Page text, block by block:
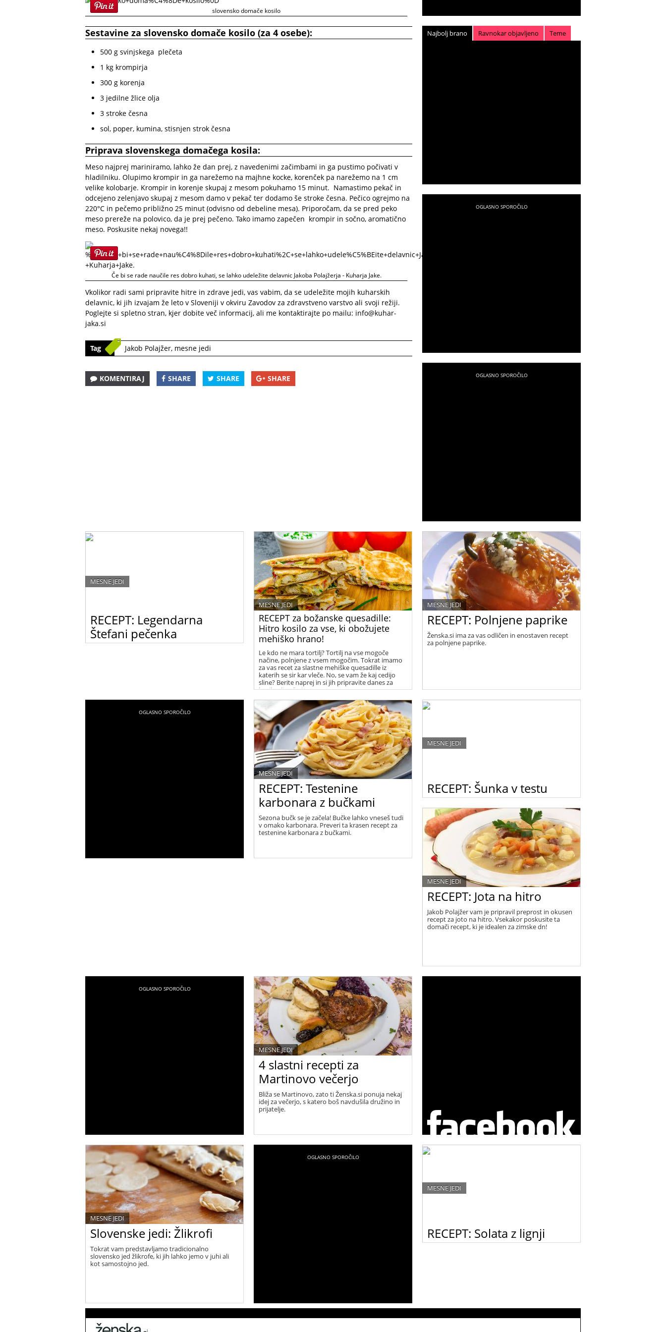
slovensko domače kosilo
Sestavine za slovensko domače kosilo (za 4 osebe):
500 g svinjskega plečeta
1 kg krompirja
300 g korenja
3 jedilne žlice olja
3 stroke česna
sol, poper, kumina, stisnjen strok česna
Priprava slovenskega domačega kosila:
Meso najprej mariniramo, lahko že dan prej, z navedenimi začimbami in ga pustimo počivati v
hladilniku. Olupimo krompir in ga narežemo na majhne kocke, korenček pa narežemo na 1 cm
velike kolobarje. Krompir in korenje skupaj z mesom pokuhamo 15 minut. Namastimo pekač in
odcejeno zelenjavo skupaj z mesom damo v pekač ter dodamo še stroke česna. Pečico ogrejmo na
220°C in pečemo približno 25 minut (odvisno od debeline mesa). Priporočam, da se pred peko
meso prereže na polovico, da je prej pečeno. Tako imamo zapečen krompir in sočno, aromatično
meso. Poskusite nekaj novega!!
Če bi se rade naučile res dobro kuhati, se lahko udeležite delavnic Jakoba Polajžerja - Kuharja Jake.
Vkolikor radi sami pripravite hitre in zdrave jedi, vas vabim, da se udeležite mojih kuharskih
delavnic, ki jih izvajam že leto v Sloveniji v okviru Zavodov za zdravstveno varstvo ali svoji režiji.
Poglejte si spletno stran, kjer dobite več informacij, ali me kontaktirajte po mailu: info@kuhar-
jaka.si
Tag Jakob Polajžer, mesne jedi
KOMENTIRAJ SHARE SHARE SHARE
Najbolj brano Ravnokar objavljeno Teme
RECEPT: Legendarna
Štefani pečenka
MESNE JEDI
RECEPT za božanske quesadille:
Hitro kosilo za vse, ki obožujete
mehiško hrano!
MESNE JEDI
Le kdo ne mara tortilj? Tortilj na vse mogoče
načine, polnjene z vsem mogočim. Tokrat imamo
za vas recet za slastne mehiške quesadille iz
katerih se sir kar vleče. No, se vam že kaj cedijo
sline? Berite naprej in si jih pripravite danes za
kosilo ali večerjo.
RECEPT: Polnjene paprike
MESNE JEDI
Ženska.si ima za vas odličen in enostaven recept
za polnjene paprike.
RECEPT: Testenine
karbonara z bučkami
MESNE JEDI
Sezona bučk se je začela! Bučke lahko vneseš tudi
v omako karbonara. Preveri ta krasen recept za
testenine karbonara z bučkami.
RECEPT: Šunka v testu
MESNE JEDI
različnih praznovanjih. Jo znate pripraviti po
tradicionalnem srbskem receptu?
RECEPT: Jota na hitro
MESNE JEDI
Jakob Polajžer vam je pripravil preprost in okusen
recept za joto na hitro. Vsekakor poskusite ta
domači recept, ki je idealen za zimske dn!
4 slastni recepti za
Martinovo večerjo
MESNE JEDI
Bliža se Martinovo, zato ti Ženska.si ponuja nekaj
idej za večerjo, s katero boš navdušila družino in
prijatelje.
Slovenske jedi: Žlikrofi
MESNE JEDI
Tokrat vam predstavljamo tradicionalno
slovensko jed žlikrofe, ki jih lahko jemo v juhi ali
kot samostojno jed.
RECEPT: Solata z lignji
MESNE JEDI